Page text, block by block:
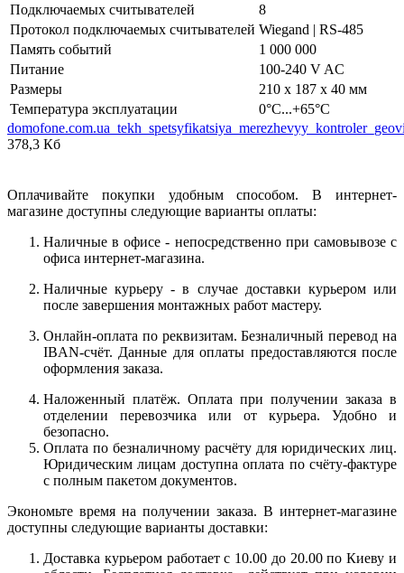
Подключаемых считывателей
8
Протокол подключаемых считывателей Wiegand | RS-485
Память событий
1 000 000
Питание
100-240 V AC
Размеры
210 х 187 х 40 мм
Температура эксплуатации
0°С...+65°С
378,3 Кб
Оплачивайте покупки удобным способом. В интернет-
магазине доступны следующие варианты оплаты:
Наличные в офисе - непосредственно при самовывозе с
офиса интернет-магазина.
Наличные курьеру - в случае доставки курьером или
после завершения монтажных работ мастеру.
Онлайн-оплата по реквизитам. Безналичный перевод на
IBAN-счёт. Данные для оплаты предоставляются после
оформления заказа.
Наложенный платёж. Оплата при получении заказа в
отделении перевозчика или от курьера. Удобно и
безопасно.
Оплата по безналичному расчёту для юридических лиц.
Юридическим лицам доступна оплата по счёту-фактуре
с полным пакетом документов.
Экономьте время на получении заказа. В интернет-магазине
доступны следующие варианты доставки:
Доставка курьером работает с 10.00 до 20.00 по Киеву и